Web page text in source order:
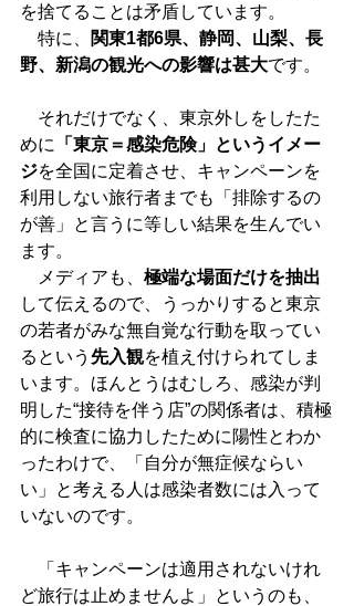
を捨てることは矛盾しています。
特に、
関東1都6県、静岡、山梨、長
野、新潟の観光への影響は甚大です。
それだけでなく、東京外しをしたた
めに
「東京＝感染危険」というイメー
ジを全国に定着させ、キャンペーンを
利用しない旅行者までも「排除するの
が善」と言うに等しい結果を生んでい
ます。
メディアも、 極端な場面だけを抽出
して伝えるので、うっかりすると東京
の若者がみな無自覚な行動を取ってい
るという 先入観を植え付けられてしま
います。ほんとうはむしろ、感染が判
明した“接待を伴う店”の関係者は、積極
的に検査に協力したために陽性とわか
ったわけで、「自分が無症候ならい
い」と考える人は感染者数には入って
いないのです。
「キャンペーンは適用されないけれ
ど旅行は止めませんよ」というのも、